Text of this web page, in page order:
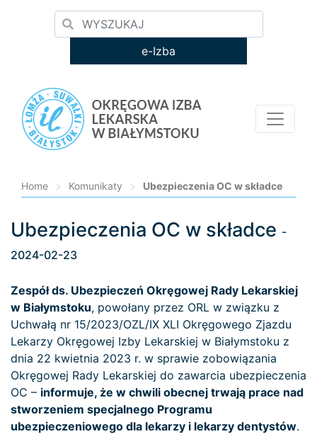
e-Izba
Home > Komunikaty > Ubezpieczenia OC w składce
Loading...
Ubezpieczenia OC w składce -
2024-02-23
Zespół ds. Ubezpieczeń Okręgowej Rady Lekarskiej
w Białymstoku, powołany przez ORL w związku z
Uchwałą nr 15/2023/OZL/IX XLI Okręgowego Zjazdu
Lekarzy Okręgowej Izby Lekarskiej w Białymstoku z
dnia 22 kwietnia 2023 r. w sprawie zobowiązania
Okręgowej Rady Lekarskiej do zawarcia ubezpieczenia
OC – informuje, że w chwili obecnej trwają prace nad
stworzeniem specjalnego Programu
ubezpieczeniowego dla lekarzy i lekarzy dentystów.